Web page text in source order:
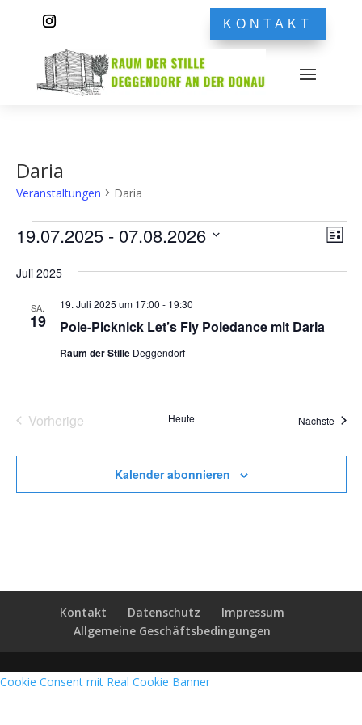
KONTAKT
Daria
Veranstaltungen Daria
Veranstaltungen Liste
19.07.2025 - 07.08.2026
wählen.
Juli 2025
SA.
19 Pole-Picknick Let’s Fly Poledance mit Daria
19. Juli 2025 um 17:00 - 19:30
Raum der Stille Deggendorf
Vorherige
Heute Nächste
Kalender abonnieren
Kontakt Datenschutz
Impressum
Allgemeine Geschäftsbedingungen
Cookie Consent mit Real Cookie Banner